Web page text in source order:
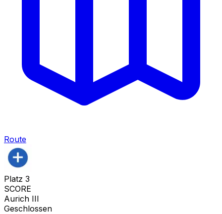
Route
Platz 3
SCORE
Aurich III
Geschlossen